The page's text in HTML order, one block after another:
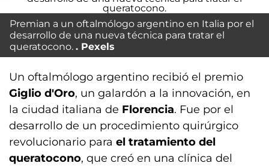
Premian a un oftalmólogo argentino en Italia por el
desarrollo de una nueva técnica para tratar el
queratocono.
Pexels
Un oftalmólogo argentino recibió el premio
Giglio d'Oro, un galardón a la innovación, en
la ciudad italiana de Florencia. Fue por el
desarrollo de un procedimiento quirúrgico
revolucionario para el tratamiento del
queratocono, que creó en una clínica del